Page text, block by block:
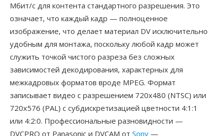
Мбит/с для контента стандартного разрешения. Это
означает, что каждый кадр — полноценное
изображение, что делает материал DV исключительно
удобным для монтажа, поскольку любой кадр может
служить точкой чистого разреза без сложных
зависимостей декодирования, характерных для
межкадровых форматов вроде MPEG. Формат
записывает видео с разрешением 720x480 (NTSC) или
720x576 (PAL) с субдискретизацией цветности 4:1:1
или 4:2:0. Профессиональные разновидности —
DVCPRO от Panasonic и DVCAM от Sony —